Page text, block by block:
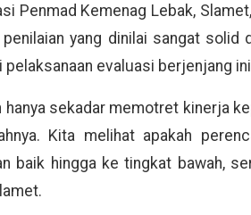
Penmad Kemenag Lebak,
yang dinilai sangat solid
evaluasi berjenjang
hanya sekadar memotret kinerja
Kita melihat apakah
baik hingga ke tingkat bawah,